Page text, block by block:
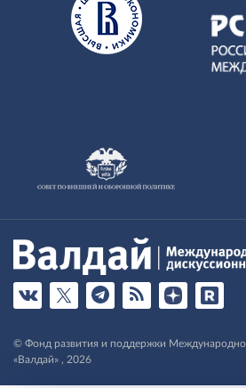
© Фонд развития и поддержки
«Валдай» , 2026